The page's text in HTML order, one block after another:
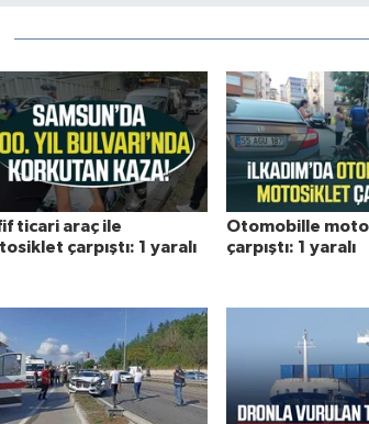
ticari araç ile
çarpıştı: 1 yaralı
Otomobille
çarpıştı: 1 yaralı